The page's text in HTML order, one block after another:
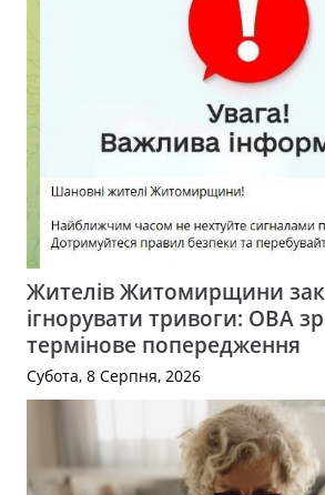
Жителів Житомирщини
ігнорувати тривоги: ОВА
термінове попередження
Субота, 8 Серпня, 2026